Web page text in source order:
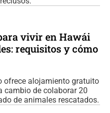
vivir en Hawái
requisitos y cómo
ofrece alojamiento gratuito
cambio de colaborar 20
de animales rescatados.